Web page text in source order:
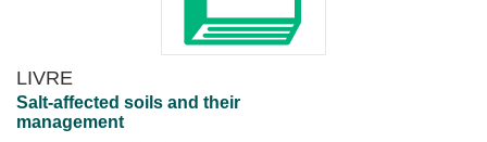
LIVRE
Salt-affected soils and their
management